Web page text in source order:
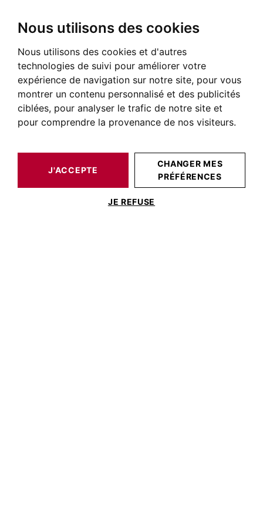
Nous utilisons des cookies
Nous utilisons des cookies et d'autres
technologies de suivi pour améliorer votre
expérience de navigation sur notre site, pour vous
montrer un contenu personnalisé et des publicités
ciblées, pour analyser le trafic de notre site et
pour comprendre la provenance de nos visiteurs.
J'ACCEPTE
JE REFUSE
CHANGER MES
PRÉFÉRENCES
BARNES TOULOUSE
Maison Tournefeuille
Maisons et villas à vendre à Tournefeuille
NOS BIENS À ACHETER
Aucun résultat pour cette recherche